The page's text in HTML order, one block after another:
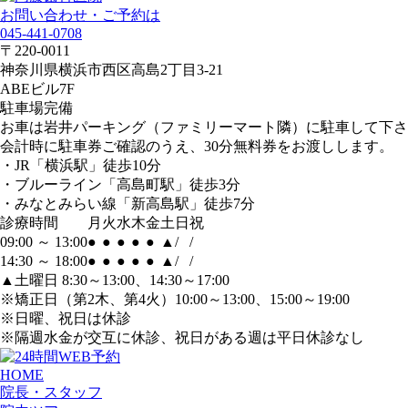
お問い合わせ・ご予約は
045-441-0708
〒220-0011
神奈川県横浜市西区高島2丁目3-21
ABEビル7F
駐車場完備
お車は岩井パーキング（ファミリーマート隣）に駐車して下
会計時に駐車券ご確認のうえ、30分無料券をお渡しします。
・JR「横浜駅」徒歩10分
・ブルーライン「高島町駅」徒歩3分
・みなとみらい線「新高島駅」徒歩7分
診療時間
月 火水木金土 日 祝
09:00 ～ 13:00● ● ● ● ● ▲ /
/
14:30 ～ 18:00● ● ● ● ● ▲ /
/
▲土曜日 8:30～13:00、14:30～17:00
※矯正日（第2木、第4火）10:00～13:00、15:00～19:00
※日曜、祝日は休診
※隔週水金が交互に休診、祝日がある週は平日休診なし
HOME
院長・スタッフ